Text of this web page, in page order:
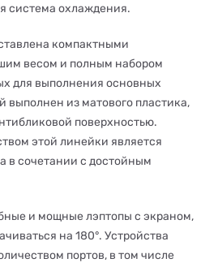
система охлаждения.
компактными
весом и полным набором
для выполнения основных
выполнен из матового пластика,
поверхностью.
этой линейки является
в сочетании с достойным
и мощные лэптопы с экраном,
на 180°. Устройства
портов, в том числе